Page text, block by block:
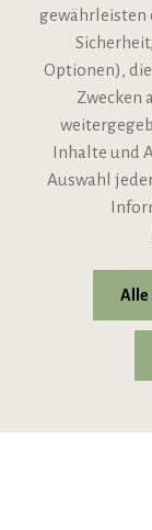
VIPINO
Support
* Alle Preise
gewährleisten
Optionen),
Zwecken
Inhalte und
Auswahl
Alle